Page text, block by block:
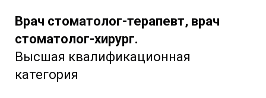
Врач стоматолог-терапевт, врач
стоматолог-хирург.
Высшая квалификационная
категория